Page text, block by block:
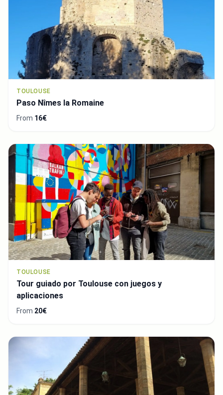
TOULOUSE
Paso Nîmes la Romaine
From 16€
TOULOUSE
Tour guiado por Toulouse con juegos y
aplicaciones
From 20€